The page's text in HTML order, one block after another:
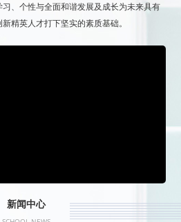
、个性与全面和谐发展及成长为未来具有
精英人才打下坚实的素质基础。
新闻中心